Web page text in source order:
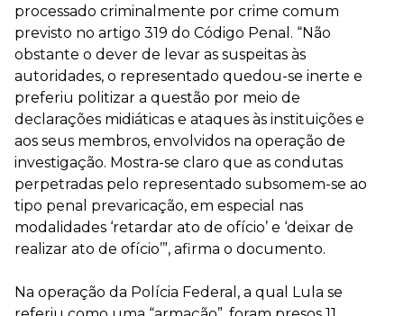
processado criminalmente por crime comum
previsto no artigo 319 do Código Penal. “Não
obstante o dever de levar as suspeitas às
autoridades, o representado quedou-se inerte e
preferiu politizar a questão por meio de
declarações midiáticas e ataques às instituições e
aos seus membros, envolvidos na operação de
investigação. Mostra-se claro que as condutas
perpetradas pelo representado subsomem-se ao
tipo penal prevaricação, em especial nas
modalidades ‘retardar ato de ofício’ e ‘deixar de
realizar ato de ofício’”, afirma o documento.
Na operação da Polícia Federal, a qual Lula se